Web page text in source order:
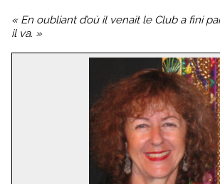
« En oubliant d’où il venait le Club a fini
il va. »